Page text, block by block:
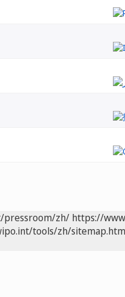
pressroom/zh/ https://
tools/zh/